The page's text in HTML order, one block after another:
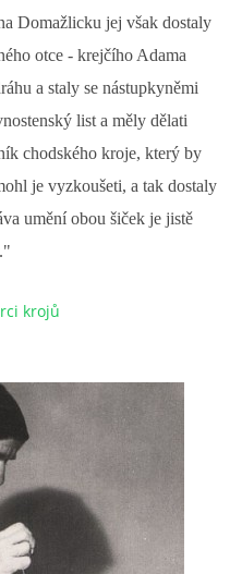
275
za finanční podpory
17. 7. 2026
Domažlicku jej však dostaly
otce - krejčího Adama
a staly se nástupkyněmi
list a měly dělati
chodského kroje, který by
je vyzkoušeti, a tak dostaly
umění obou šiček je jistě
krojů